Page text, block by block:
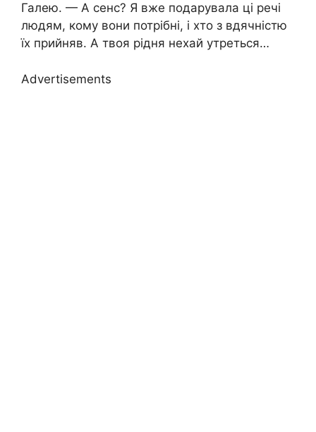
Галею. — А сенс? Я вже подарувала ці речі
людям, кому вони потрібні, і хто з вдячністю
їх прийняв. А твоя рідня нехай утреться…
Advertisements